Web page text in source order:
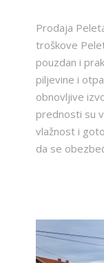
Prodaja
troškove
pouzdan i
piljevine i
obnovljive
prednosti su
vlažnost i
da se